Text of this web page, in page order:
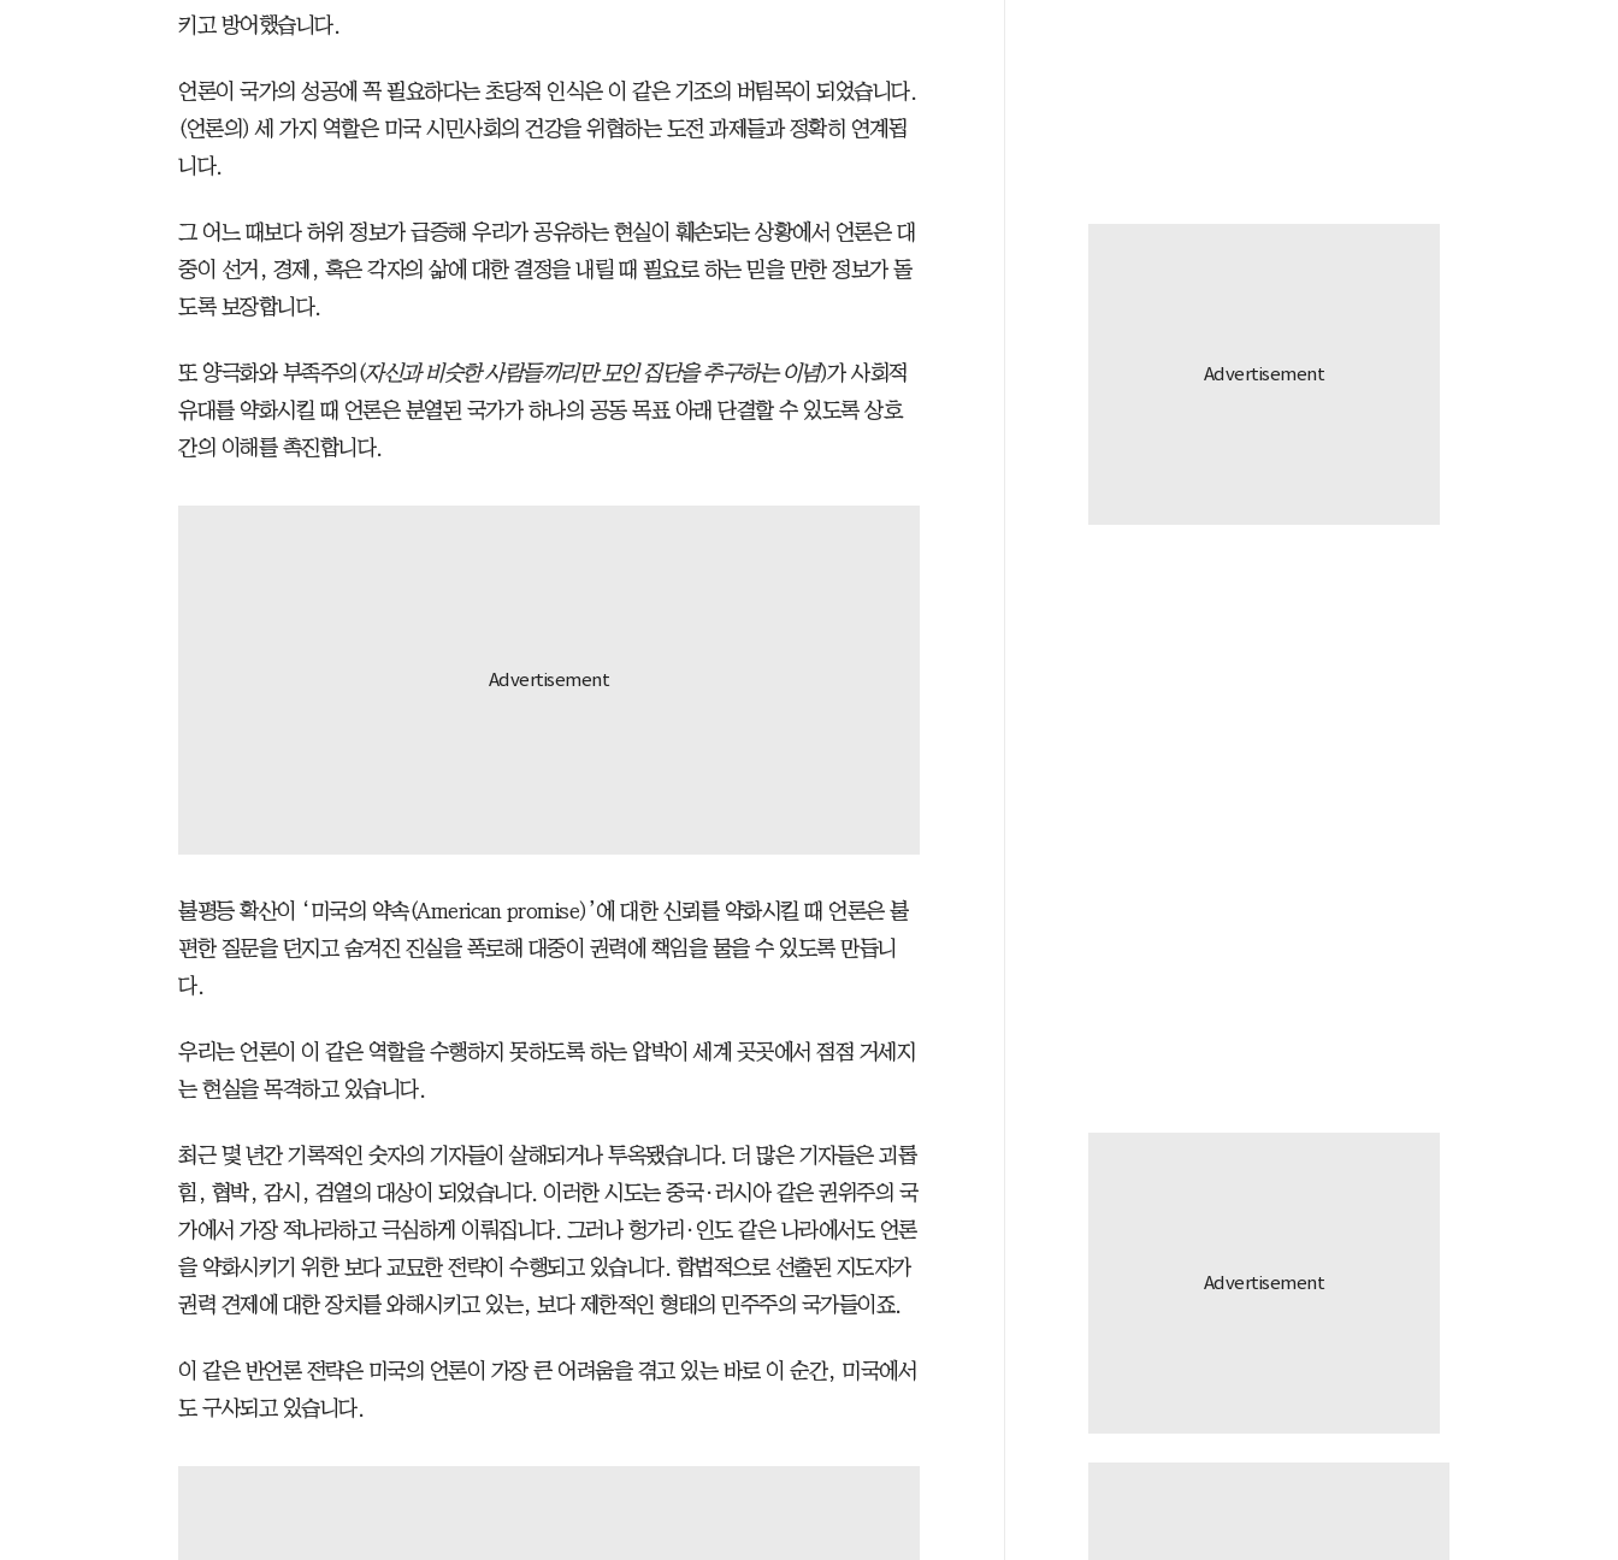
키고 방어했습니다.
언론이 국가의 성공에 꼭 필요하다는 초당적 인식은 이 같은 기조의 버팀목이 되었습니다.
(언론의) 세 가지 역할은 미국 시민사회의 건강을 위협하는 도전 과제들과 정확히 연계됩
니다.
그 어느 때보다 허위 정보가 급증해 우리가 공유하는 현실이 훼손되는 상황에서 언론은 대
중이 선거, 경제, 혹은 각자의 삶에 대한 결정을 내릴 때 필요로 하는 믿을 만한 정보가 돌
도록 보장합니다.
또 양극화와 부족주의(자신과 비슷한 사람들끼리만 모인 집단을 추구하는 이념)가 사회적
유대를 약화시킬 때 언론은 분열된 국가가 하나의 공동 목표 아래 단결할 수 있도록 상호
간의 이해를 촉진합니다.
불평등 확산이 ‘미국의 약속(American promise)’에 대한 신뢰를 약화시킬 때 언론은 불
편한 질문을 던지고 숨겨진 진실을 폭로해 대중이 권력에 책임을 물을 수 있도록 만듭니
다.
우리는 언론이 이 같은 역할을 수행하지 못하도록 하는 압박이 세계 곳곳에서 점점 거세지
는 현실을 목격하고 있습니다.
최근 몇 년간 기록적인 숫자의 기자들이 살해되거나 투옥됐습니다. 더 많은 기자들은 괴롭
힘, 협박, 감시, 검열의 대상이 되었습니다. 이러한 시도는 중국·러시아 같은 권위주의 국
가에서 가장 적나라하고 극심하게 이뤄집니다. 그러나 헝가리·인도 같은 나라에서도 언론
을 약화시키기 위한 보다 교묘한 전략이 수행되고 있습니다. 합법적으로 선출된 지도자가
권력 견제에 대한 장치를 와해시키고 있는, 보다 제한적인 형태의 민주주의 국가들이죠.
이 같은 반언론 전략은 미국의 언론이 가장 큰 어려움을 겪고 있는 바로 이 순간, 미국에서
도 구사되고 있습니다.